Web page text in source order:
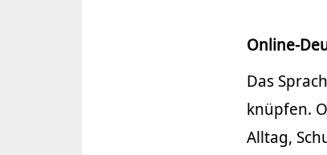
Online-
Das
knüpfen.
Alltag,